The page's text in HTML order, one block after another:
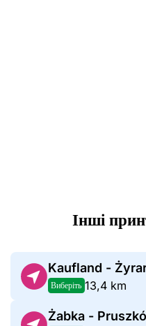
Інші
Виберіть 13,4 km
Żabka -